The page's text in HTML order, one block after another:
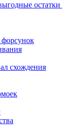
остатки
форсунок
схождения